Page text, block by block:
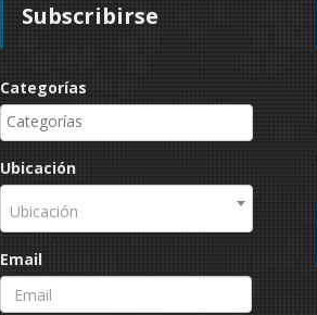
Subscribirse
Categorías
Ubicación
Ubicación
Email